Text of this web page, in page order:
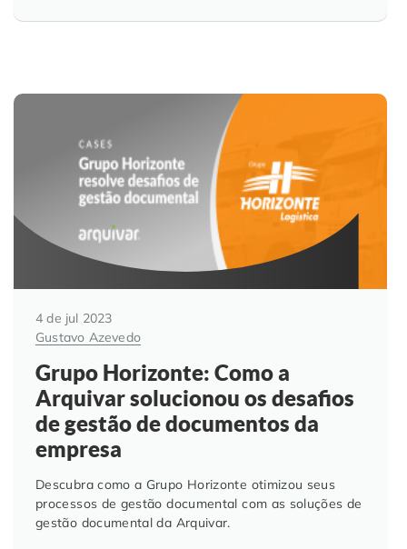
4 de jul 2023
Gustavo Azevedo
Grupo Horizonte: Como a
Arquivar solucionou os desafios
de gestão de documentos da
empresa
Descubra como a Grupo Horizonte otimizou seus
processos de gestão documental com as soluções de
gestão documental da Arquivar.